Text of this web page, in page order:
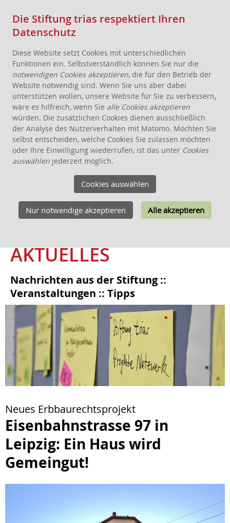
AKTUELLES
STIFTUNG
THEMEN
ANGEBOTE FÜR WOHNPROJEKTE
WISSEN
KONTAKT
AKTUELLES
Nachrichten aus der Stiftung ::
Veranstaltungen :: Tipps
Neues Erbbaurechtsprojekt
Eisenbahnstrasse 97 in
Leipzig: Ein Haus wird
Gemeingut!
Die Stiftung trias respektiert Ihren
Datenschutz
Diese Website setzt Cookies mit unterschiedlichen
Funktionen ein. Selbstverständlich können Sie nur die
notwendigen Cookies akzeptieren, die für den Betrieb der
Website notwendig sind. Wenn Sie uns aber dabei
unterstützen wollen, unsere Website für Sie zu verbessern,
wäre es hilfreich, wenn Sie alle Cookies akzeptieren
würden. Die zusätzlichen Cookies dienen ausschließlich
der Analyse des Nutzerverhalten mit Matomo. Möchten Sie
selbst entscheiden, welche Cookies Sie zulassen möchten
oder Ihre Einwilligung wiederrufen, ist das unter Cookies
auswählen jederzeit möglich.
Cookies auswählen
Nur notwendige akzeptieren Alle akzeptieren